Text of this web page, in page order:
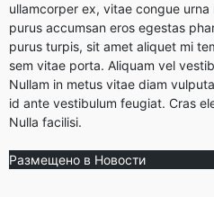
ullamcorper ex, vitae congue
purus accumsan eros egestas
purus turpis, sit amet aliquet mi
sem vitae porta. Aliquam vel
Nullam in metus vitae diam
id ante vestibulum feugiat. Cras
Nulla facilisi.
Размещено в Новости